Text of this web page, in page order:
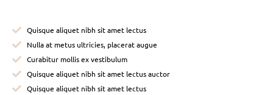
Quisque aliquet nibh sit amet lectus
Nulla at metus ultricies, placerat augue
Curabitur mollis ex vestibulum
Quisque aliquet nibh sit amet lectus auctor
Quisque aliquet nibh sit amet lectus